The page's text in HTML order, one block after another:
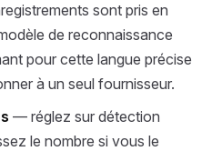
sont pris en
de reconnaissance
pour cette langue précise
à un seul fournisseur.
— réglez sur détection
le nombre si vous le